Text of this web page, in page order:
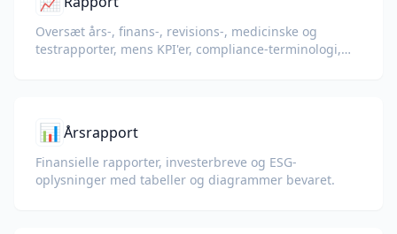
Oversæt års-, finans-, revisions-, medicinske og
testrapporter, mens KPI'er, compliance-terminologi,
📊 Årsrapport
Finansielle rapporter, investerbreve og ESG-
oplysninger med tabeller og diagrammer bevaret.